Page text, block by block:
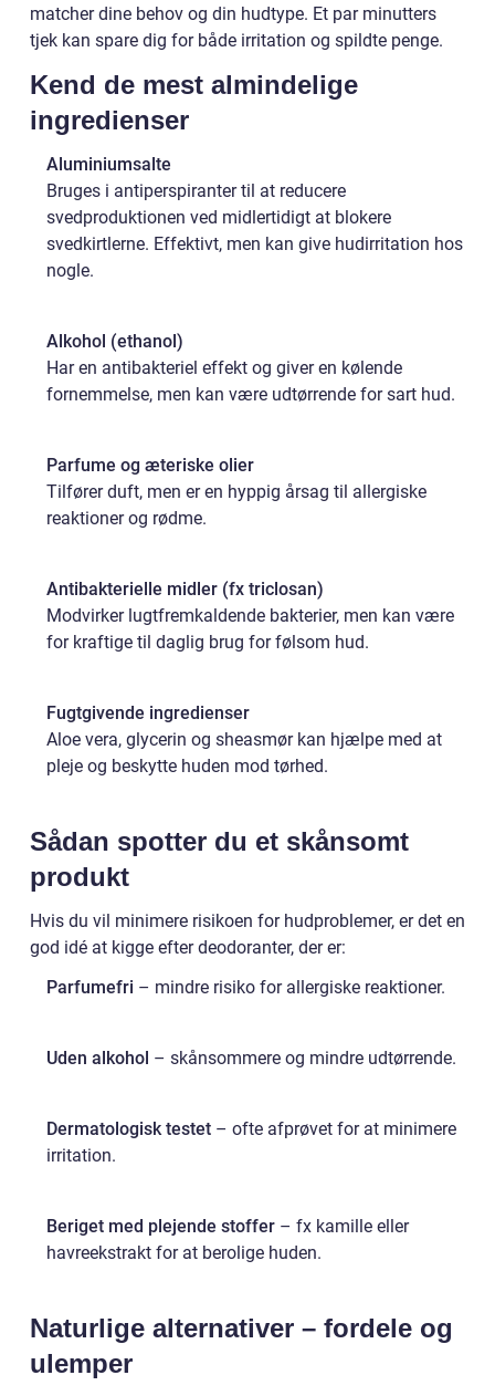
matcher dine behov og din hudtype. Et par minutters
tjek kan spare dig for både irritation og spildte penge.
Kend de mest almindelige
ingredienser
Aluminiumsalte
Bruges i antiperspiranter til at reducere
svedproduktionen ved midlertidigt at blokere
svedkirtlerne. Effektivt, men kan give hudirritation hos
nogle.
Alkohol (ethanol)
Har en antibakteriel effekt og giver en kølende
fornemmelse, men kan være udtørrende for sart hud.
Parfume og æteriske olier
Tilfører duft, men er en hyppig årsag til allergiske
reaktioner og rødme.
Antibakterielle midler (fx triclosan)
Modvirker lugtfremkaldende bakterier, men kan være
for kraftige til daglig brug for følsom hud.
Fugtgivende ingredienser
Aloe vera, glycerin og sheasmør kan hjælpe med at
pleje og beskytte huden mod tørhed.
Sådan spotter du et skånsomt
produkt
Hvis du vil minimere risikoen for hudproblemer, er det en
god idé at kigge efter deodoranter, der er:
Parfumefri – mindre risiko for allergiske reaktioner.
Uden alkohol – skånsommere og mindre udtørrende.
Dermatologisk testet – ofte afprøvet for at minimere
irritation.
Beriget med plejende stoffer – fx kamille eller
havreekstrakt for at berolige huden.
Naturlige alternativer – fordele og
ulemper